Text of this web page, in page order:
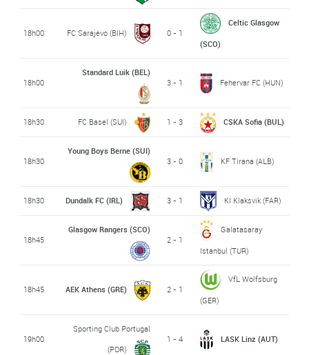
18h00 FC Sarajevo (BIH) 0 - 1
Celtic Glasgow
(SCO)
18h00
Standard Luik (BEL)
3 - 1
Fehervar FC (HUN)
18h30 FC Basel (SUI) 1 - 3 CSKA Sofia (BUL)
18h30
Young Boys Berne (SUI)
3 - 0
KF Tirana (ALB)
18h30 Dundalk FC (IRL) 3 - 1 KI Klaksvik (FAR)
18h45
Glasgow Rangers (SCO)
2 - 1
Galatasaray
Istanbul (TUR)
18h45 AEK Athens (GRE) 2 - 1
VfL Wolfsburg
(GER)
19h00
Sporting Club Portugal
(POR)
1 - 4 LASK Linz (AUT)